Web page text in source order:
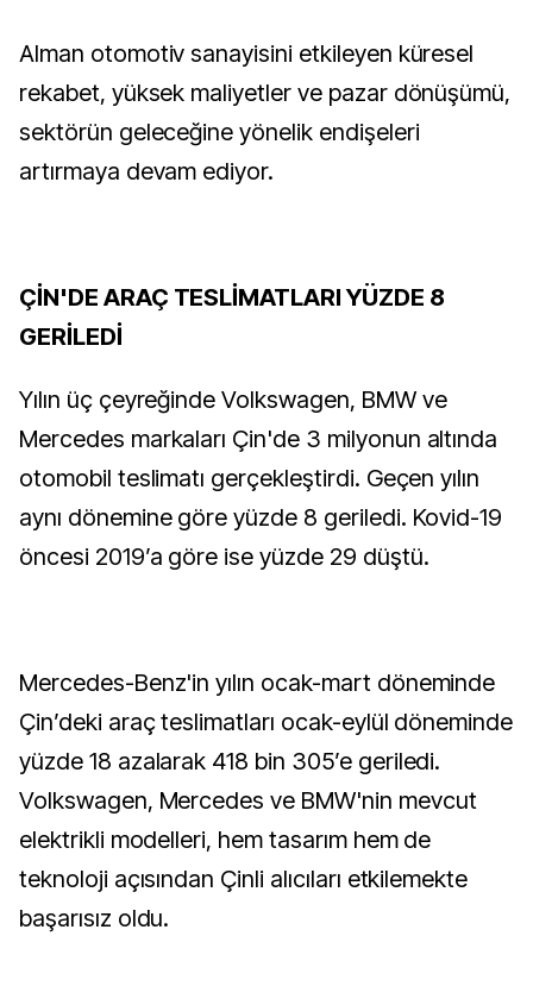
Alman otomotiv sanayisini etkileyen küresel
rekabet, yüksek maliyetler ve pazar dönüşümü,
sektörün geleceğine yönelik endişeleri
artırmaya devam ediyor.
ÇİN'DE ARAÇ TESLİMATLARI YÜZDE 8
GERİLEDİ
Yılın üç çeyreğinde Volkswagen, BMW ve
Mercedes markaları Çin'de 3 milyonun altında
otomobil teslimatı gerçekleştirdi. Geçen yılın
aynı dönemine göre yüzde 8 geriledi. Kovid-19
öncesi 2019’a göre ise yüzde 29 düştü.
Mercedes-Benz'in yılın ocak-mart döneminde
Çin’deki araç teslimatları ocak-eylül döneminde
yüzde 18 azalarak 418 bin 305’e geriledi.
Volkswagen, Mercedes ve BMW'nin mevcut
elektrikli modelleri, hem tasarım hem de
teknoloji açısından Çinli alıcıları etkilemekte
başarısız oldu.